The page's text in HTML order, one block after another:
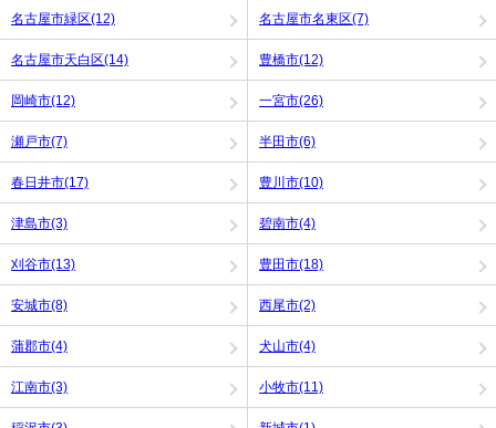
名古屋市緑区(12) 名古屋市名東区(7)
名古屋市天白区(14) 豊橋市(12)
岡崎市(12) 一宮市(26)
瀬戸市(7) 半田市(6)
春日井市(17) 豊川市(10)
津島市(3) 碧南市(4)
刈谷市(13) 豊田市(18)
安城市(8) 西尾市(2)
蒲郡市(4) 犬山市(4)
江南市(3) 小牧市(11)